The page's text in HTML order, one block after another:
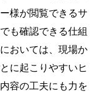
様が閲覧できるサ
も確認できる仕組
おいては、現場か
に起こりやすいヒ
容の工夫にも力を